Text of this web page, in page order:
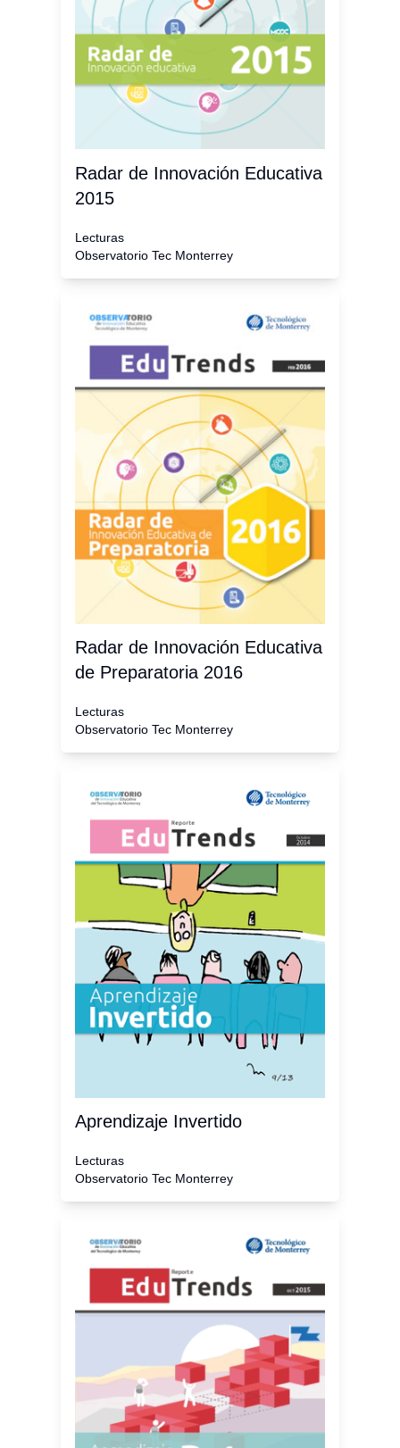
Radar de Innovación Educativa
2015
Lecturas
Observatorio Tec Monterrey
Radar de Innovación Educativa
de Preparatoria 2016
Lecturas
Observatorio Tec Monterrey
Aprendizaje Invertido
Lecturas
Observatorio Tec Monterrey